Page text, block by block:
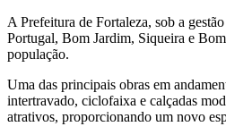
A Prefeitura de Fortaleza, sob a
Portugal, Bom Jardim, Siqueira e
população.
Uma das principais obras em
intertravado, ciclofaixa e calçadas
atrativos, proporcionando um novo